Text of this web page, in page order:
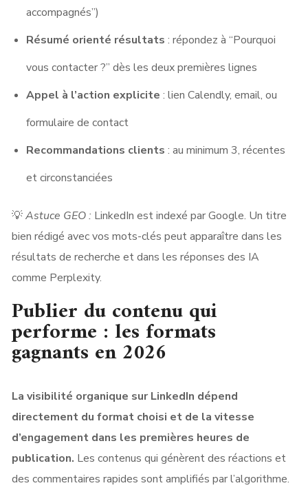
accompagnés”)
Résumé orienté résultats : répondez à “Pourquoi
vous contacter ?” dès les deux premières lignes
Appel à l’action explicite : lien Calendly, email, ou
formulaire de contact
Recommandations clients : au minimum 3, récentes
et circonstanciées
💡Astuce GEO : LinkedIn est indexé par Google. Un titre
bien rédigé avec vos mots-clés peut apparaître dans les
résultats de recherche et dans les réponses des IA
comme Perplexity.
Publier du contenu qui
performe : les formats
gagnants en 2026
La visibilité organique sur LinkedIn dépend
directement du format choisi et de la vitesse
d’engagement dans les premières heures de
publication. Les contenus qui génèrent des réactions et
des commentaires rapides sont amplifiés par l’algorithme.